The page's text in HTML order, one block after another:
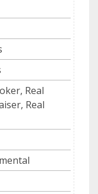
Real
Real